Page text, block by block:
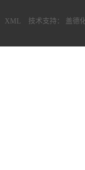
XML 技术支持： 盖德